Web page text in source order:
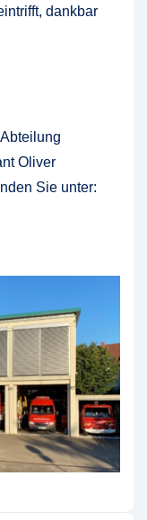
dankbar
Oliver
Sie unter: